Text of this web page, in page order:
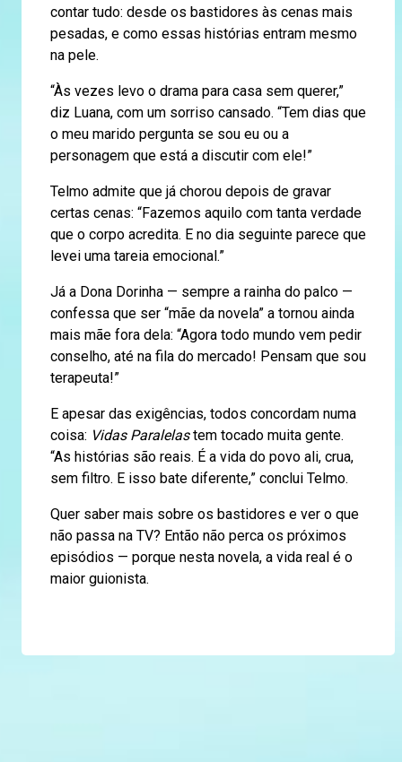
contar tudo: desde os bastidores às cenas mais
pesadas, e como essas histórias entram mesmo
na pele.
“Às vezes levo o drama para casa sem querer,”
diz Luana, com um sorriso cansado. “Tem dias que
o meu marido pergunta se sou eu ou a
personagem que está a discutir com ele!”
Telmo admite que já chorou depois de gravar
certas cenas: “Fazemos aquilo com tanta verdade
que o corpo acredita. E no dia seguinte parece que
levei uma tareia emocional.”
Já a Dona Dorinha — sempre a rainha do palco —
confessa que ser “mãe da novela” a tornou ainda
mais mãe fora dela: “Agora todo mundo vem pedir
conselho, até na fila do mercado! Pensam que sou
terapeuta!”
E apesar das exigências, todos concordam numa
coisa: Vidas Paralelastem tocado muita gente.
“As histórias são reais. É a vida do povo ali, crua,
sem filtro. E isso bate diferente,” conclui Telmo.
Quer saber mais sobre os bastidores e ver o que
não passa na TV? Então não perca os próximos
episódios — porque nesta novela, a vida real é o
maior guionista.